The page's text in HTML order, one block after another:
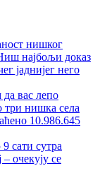
нишког
најбољи доказ
јаднијег него
вас лепо
нишка села
10.986.645
сутра
очекују се